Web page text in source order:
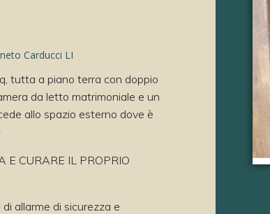
Carducci LI
tutta a piano terra con doppio
da letto matrimoniale e un
allo spazio esterno dove è
E CURARE IL PROPRIO
allarme di sicurezza e